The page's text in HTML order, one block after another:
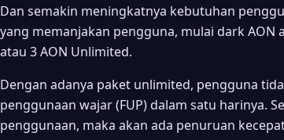
Dan semakin meningkatnya kebutuhan
yang memanjakan pengguna, mulai dark AON
atau 3 AON Unlimited.
Dengan adanya paket unlimited, pengguna
penggunaan wajar (FUP) dalam satu harinya.
penggunaan, maka akan ada penuruan